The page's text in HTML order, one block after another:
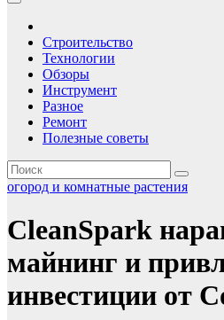
Строительство
Технологии
Обзоры
Инструмент
Разное
Ремонт
Полезные советы
огород и комнатные растения
CleanSpark
майнинг и
инвестиции от